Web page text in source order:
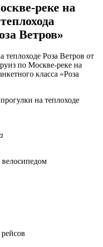
реке на
Ветров»
теплоходе Роза Ветров от
по Москве-реке на
класса «Роза